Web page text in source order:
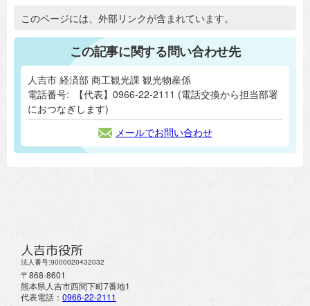
追加情報：外部リンク
このページには、外部リンクが含まれています。
この記事に関する問い合わせ先
人吉市 経済部 商工観光課 観光物産係
電話番号:
【代表】0966-22-2111 (電話交換から担当部署
におつなぎします)
メールでお問い合わせ
人吉市役所
法人番号:9000020432032
〒868-8601
熊本県人吉市西間下町7番地1
代表電話： 0966-22-2111